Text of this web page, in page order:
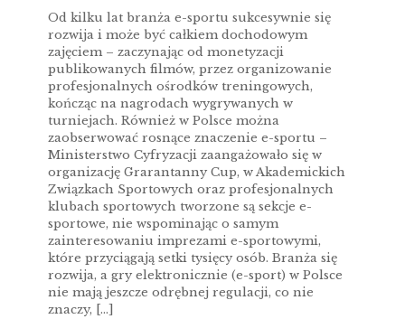
Od kilku lat branża e-sportu sukcesywnie się
rozwija i może być całkiem dochodowym
zajęciem – zaczynając od monetyzacji
publikowanych filmów, przez organizowanie
profesjonalnych ośrodków treningowych,
kończąc na nagrodach wygrywanych w
turniejach. Również w Polsce można
zaobserwować rosnące znaczenie e-sportu –
Ministerstwo Cyfryzacji zaangażowało się w
organizację Grarantanny Cup, w Akademickich
Związkach Sportowych oraz profesjonalnych
klubach sportowych tworzone są sekcje e-
sportowe, nie wspominając o samym
zainteresowaniu imprezami e-sportowymi,
które przyciągają setki tysięcy osób. Branża się
rozwija, a gry elektronicznie (e-sport) w Polsce
nie mają jeszcze odrębnej regulacji, co nie
znaczy, […]